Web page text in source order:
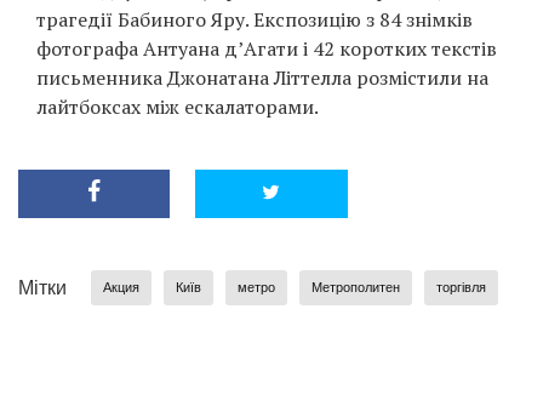
трагедії Бабиного Яру. Експозицію з 84 знімків
фотографа Антуана д’Агати і 42 коротких текстів
письменника Джонатана Літтелла розмістили на
лайтбоксах між ескалаторами.
Мітки Акция Київ метро Метрополитен торгівля